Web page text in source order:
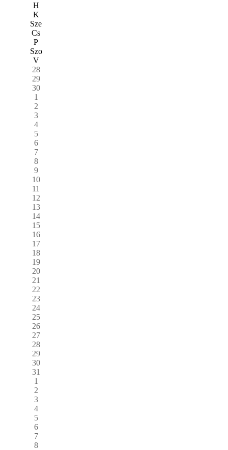
H
K
Sze
Cs
P
Szo
V
28
29
30
1
2
3
4
5
6
7
8
9
10
11
12
13
14
15
16
17
18
19
20
21
22
23
24
25
26
27
28
29
30
31
1
2
3
4
5
6
7
8